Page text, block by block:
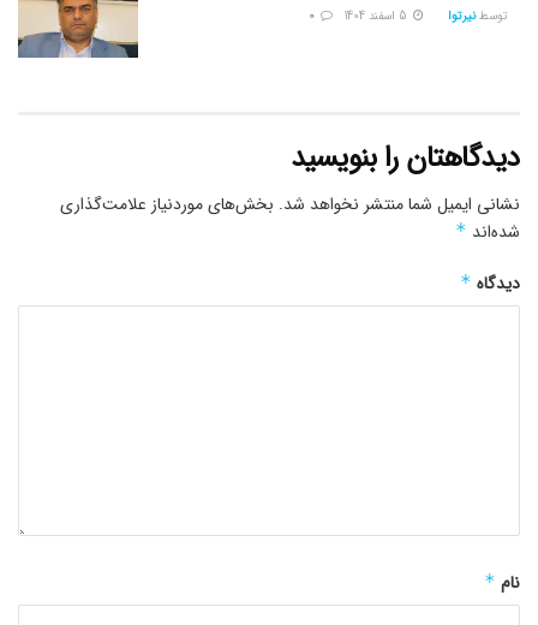
توسط نیرتوا
دیدگاهتان را بنویسید
نشانی ایمیل شما منتشر نخواهد شد. بخش‌های موردنیاز علامت‌گذاری
شده‌اند *
دیدگاه *
نام *